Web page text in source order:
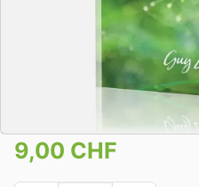
9,00 CHF